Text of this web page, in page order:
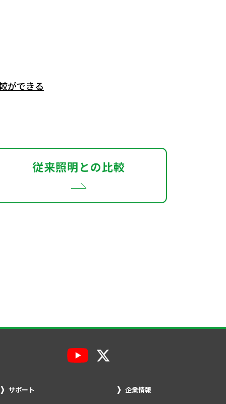
ができる
従来照明との比較
サポート 企業情報